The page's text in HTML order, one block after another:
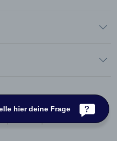
Cookies Barrierefreiheit
hier deine Frage